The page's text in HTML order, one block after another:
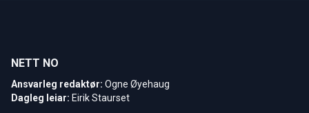
NETT NO
Ansvarleg redaktør: Ogne Øyehaug
Dagleg leiar: Eirik Staurset